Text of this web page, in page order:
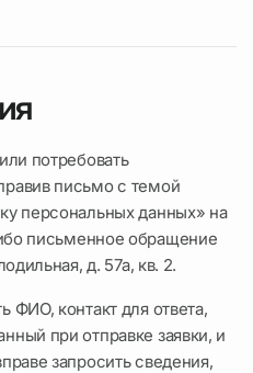
потребовать
письмо с темой
персональных данных» на
письменное обращение
д. 57а, кв. 2.
ФИО, контакт для ответа,
при отправке заявки, и
запросить сведения,